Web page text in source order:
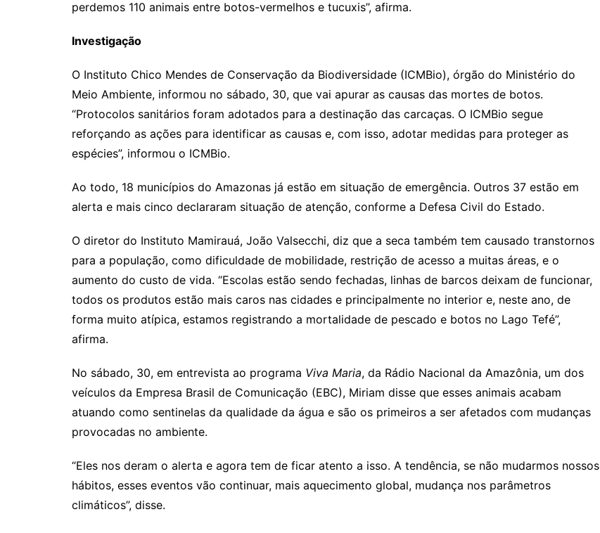
perdemos 110 animais entre botos-vermelhos e tucuxis”, afirma.
Investigação
O Instituto Chico Mendes de Conservação da Biodiversidade (ICMBio), órgão do Ministério do
Meio Ambiente, informou no sábado, 30, que vai apurar as causas das mortes de botos.
“Protocolos sanitários foram adotados para a destinação das carcaças. O ICMBio segue
reforçando as ações para identificar as causas e, com isso, adotar medidas para proteger as
espécies”, informou o ICMBio.
Ao todo, 18 municípios do Amazonas já estão em situação de emergência. Outros 37 estão em
alerta e mais cinco declararam situação de atenção, conforme a Defesa Civil do Estado.
O diretor do Instituto Mamirauá, João Valsecchi, diz que a seca também tem causado transtornos
para a população, como dificuldade de mobilidade, restrição de acesso a muitas áreas, e o
aumento do custo de vida. “Escolas estão sendo fechadas, linhas de barcos deixam de funcionar,
todos os produtos estão mais caros nas cidades e principalmente no interior e, neste ano, de
forma muito atípica, estamos registrando a mortalidade de pescado e botos no Lago Tefé”,
afirma.
No sábado, 30, em entrevista ao programa Viva Maria, da Rádio Nacional da Amazônia, um dos
veículos da Empresa Brasil de Comunicação (EBC), Miriam disse que esses animais acabam
atuando como sentinelas da qualidade da água e são os primeiros a ser afetados com mudanças
provocadas no ambiente.
“Eles nos deram o alerta e agora tem de ficar atento a isso. A tendência, se não mudarmos nossos
hábitos, esses eventos vão continuar, mais aquecimento global, mudança nos parâmetros
climáticos”, disse.